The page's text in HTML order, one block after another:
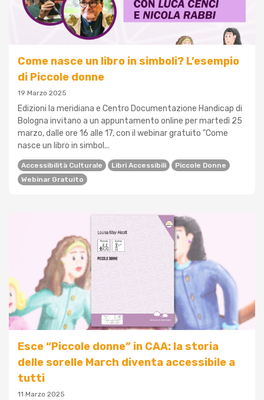
Come nasce un libro in simboli? L’esempio
di Piccole donne
19 Marzo 2025
Edizioni la meridiana e Centro Documentazione Handicap di
Bologna invitano a un appuntamento online per martedì 25
marzo, dalle ore 16 alle 17, con il webinar gratuito "Come
nasce un libro in simbol...
Accessibilità Culturale Libri Accessibili
Piccole Donne
Webinar Gratuito
Esce “Piccole donne” in CAA: la storia
delle sorelle March diventa accessibile a
tutti
11 Marzo 2025